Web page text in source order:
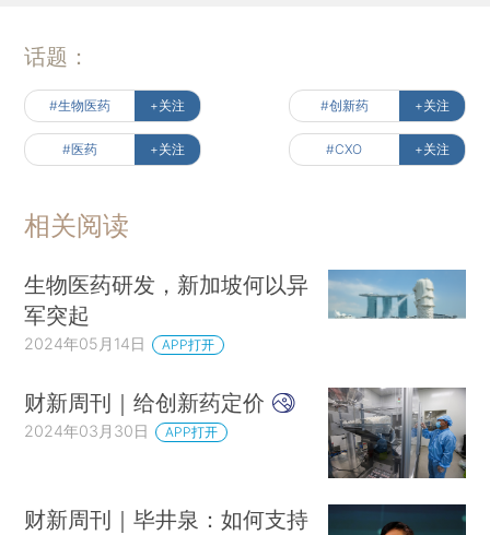
话题：
#生物医药 +关注 #创新药 +关注
#医药 +关注 #CXO +关注
相关阅读
生物医药研发，新加坡何以异
军突起
2024年05月14日 APP打开
财新周刊｜给创新药定价
2024年03月30日 APP打开
财新周刊｜毕井泉：如何支持